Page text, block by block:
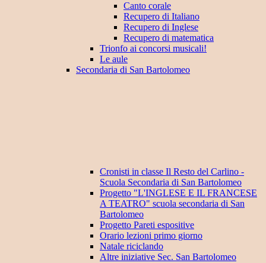
Canto corale
Recupero di Italiano
Recupero di Inglese
Recupero di matematica
Trionfo ai concorsi musicali!
Le aule
Secondaria di San Bartolomeo
Cronisti in classe Il Resto del Carlino -
Scuola Secondaria di San Bartolomeo
Progetto "L'INGLESE E IL FRANCESE
A TEATRO" scuola secondaria di San
Bartolomeo
Progetto Pareti espositive
Orario lezioni primo giorno
Natale riciclando
Altre iniziative Sec. San Bartolomeo